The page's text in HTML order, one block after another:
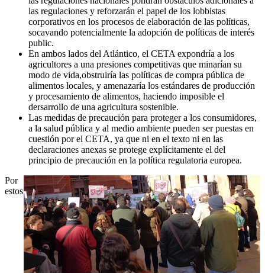
las regulaciones y reforzarán el papel de los lobbistas
corporativos en los procesos de elaboración de las políticas,
socavando potencialmente la adopción de políticas de interés
public.
En ambos lados del Atlántico, el CETA expondría a los
agricultores a una presiones competitivas que minarían su
modo de vida,obstruiría las políticas de compra pública de
alimentos locales, y amenazaría los estándares de producción
y procesamiento de alimentos, haciendo imposible el
dersarrollo de una agricultura sostenible.
Las medidas de precaución para proteger a los consumidores,
a la salud pública y al medio ambiente pueden ser puestas en
cuestión por el CETA, ya que ni en el texto ni en las
declaraciones anexas se protege explícitamente el del
principio de precaución en la política regulatoria europea.
Por
estos